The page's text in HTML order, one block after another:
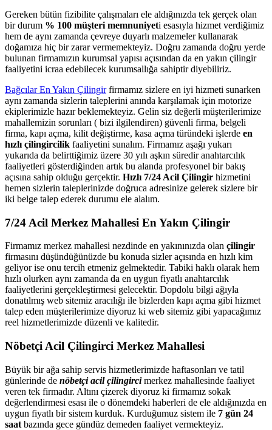
Gereken bütün fizibilite çalışmaları ele aldığınızda tek gerçek olan
bir durum % 100 müşteri memnuniyeti esasıyla hizmet verdiğimiz
hem de aynı zamanda çevreye duyarlı malzemeler kullanarak
doğamıza hiç bir zarar vermemekteyiz. Doğru zamanda doğru yerde
bulunan firmamızın kurumsal yapısı açısından da en yakın çilingir
faaliyetini icraa edebilecek kurumsallığa sahiptir diyebiliriz.
Bağcılar En Yakın Çilingirfirmamız sizlere en iyi hizmeti sunarken
aynı zamanda sizlerin taleplerini anında karşılamak için motorize
ekiplerimizle hazır beklemekteyiz. Gelin siz değerli müşterilerimize
mahallemizin sorunları ( bizi ilgilendiren) güvenli firma, belgeli
firma, kapı açma, kilit değiştirme, kasa açma türündeki işlerde en
hızlı çilingircilik faaliyetini sunalım. Firmamız aşağı yukarı
yukarıda da belirttiğimiz üzere 30 yılı aşkın süredir anahtarcılık
faaliyetleri gösterdiğinden artık bu alanda profesyonel bir bakış
açısına sahip olduğu gerçektir. Hızlı 7/24 Acil Çilingir hizmetini
hemen sizlerin taleplerinizde doğruca adresinize gelerek sizlere bir
iki belge talep ederek durumu ele alalım.
7/24 Acil Merkez Mahallesi En Yakın Çilingir
Firmamız merkez mahallesi nezdinde en yakınınızda olan çilingir
firmasını düşündüğünüzde bu konuda sizler açısında en hızlı kim
geliyor ise onu tercih etmeniz gelmektedir. Tabiki haklı olarak hem
hızlı olurken aynı zamanda da en uygun fiyatlı anahtarcılık
faaliyetlerini gerçekleştirmesi gelecektir. Dopdolu bilgi ağıyla
donatılmış web sitemiz aracılığı ile bizlerden kapı açma gibi hizmet
talep eden müşterilerimize diyoruz ki web sitemiz gibi yapacağımız
reel hizmetlerimizde düzenli ve kalitedir.
Nöbetçi Acil Çilingirci Merkez Mahallesi
Büyük bir ağa sahip servis hizmetlerimizde haftasonları ve tatil
günlerinde de nöbetçi acil çilingircimerkez mahallesinde faaliyet
veren tek firmadır. Altını çizerek diyoruz ki firmamız sokak
değerlendirmesi esası ile o dönemdeki haberleri de ele aldığınızda en
uygun fiyatlı bir sistem kurduk. Kurduğumuz sistem ile 7 gün 24
saat bazında gece gündüz demeden faaliyet vermekteyiz.